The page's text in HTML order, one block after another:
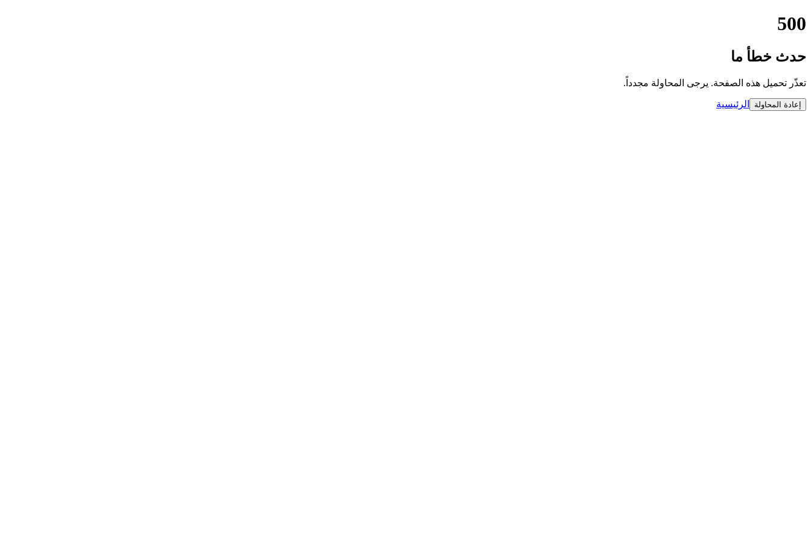
500
حدث خطأ ما
تعذّر تحميل هذه الصفحة. يرجى المحاولة مجدداً.
إعادة المحاولة الرئيسية